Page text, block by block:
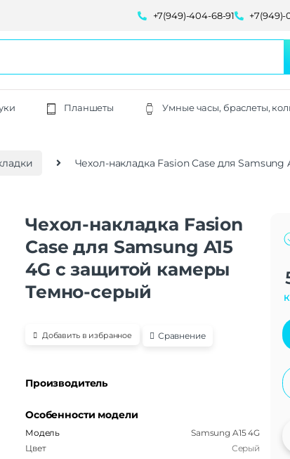
+7(949)-404-68-91 +7(949)-
Планшеты Умные часы, браслеты,
Чехол-накладка Fasion Case для
Чехол-накладка Fasion
Case для Samsung A15
4G с защитой камеры
Темно-серый
Добавить в избранное Сравнение
Производитель
Особенности модели
Модель
Samsung A15 4G
Цвет
Серый